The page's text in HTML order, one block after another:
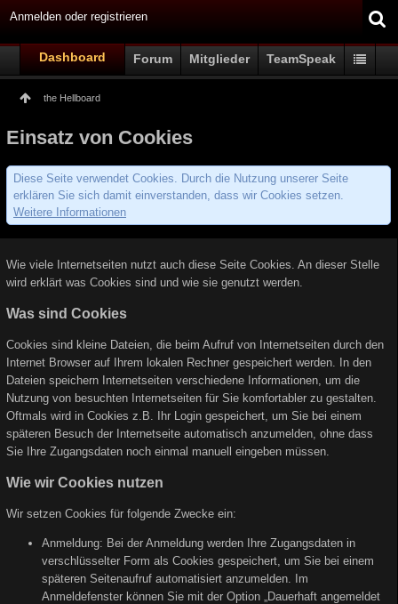
Anmelden oder registrieren
Dashboard Forum Mitglieder TeamSpeak
the Hellboard
Einsatz von Cookies
Diese Seite verwendet Cookies. Durch die Nutzung unserer Seite
erklären Sie sich damit einverstanden, dass wir Cookies setzen.
Weitere Informationen
Wie viele Internetseiten nutzt auch diese Seite Cookies. An dieser Stelle
wird erklärt was Cookies sind und wie sie genutzt werden.
Was sind Cookies
Cookies sind kleine Dateien, die beim Aufruf von Internetseiten durch den
Internet Browser auf Ihrem lokalen Rechner gespeichert werden. In den
Dateien speichern Internetseiten verschiedene Informationen, um die
Nutzung von besuchten Internetseiten für Sie komfortabler zu gestalten.
Oftmals wird in Cookies z.B. Ihr Login gespeichert, um Sie bei einem
späteren Besuch der Internetseite automatisch anzumelden, ohne dass
Sie Ihre Zugangsdaten noch einmal manuell eingeben müssen.
Wie wir Cookies nutzen
Wir setzen Cookies für folgende Zwecke ein:
Anmeldung: Bei der Anmeldung werden Ihre Zugangsdaten in
verschlüsselter Form als Cookies gespeichert, um Sie bei einem
späteren Seitenaufruf automatisiert anzumelden. Im
Anmeldefenster können Sie mit der Option „Dauerhaft angemeldet